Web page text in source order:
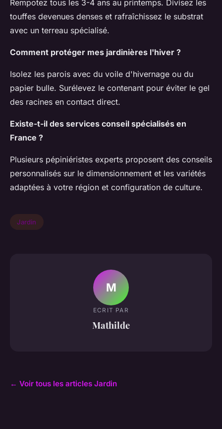
Rempotez tous les 3-4 ans au printemps. Divisez les
touffes devenues denses et rafraîchissez le substrat
avec un terreau spécialisé.
Comment protéger mes jardinières l'hiver ?
Isolez les parois avec du voile d'hivernage ou du
papier bulle. Surélevez le contenant pour éviter le gel
des racines en contact direct.
Existe-t-il des services conseil spécialisés en
France ?
Plusieurs pépiniéristes experts proposent des conseils
personnalisés sur le dimensionnement et les variétés
adaptées à votre région et configuration de culture.
Jardin
M
ECRIT PAR
Mathilde
← Voir tous les articles Jardin